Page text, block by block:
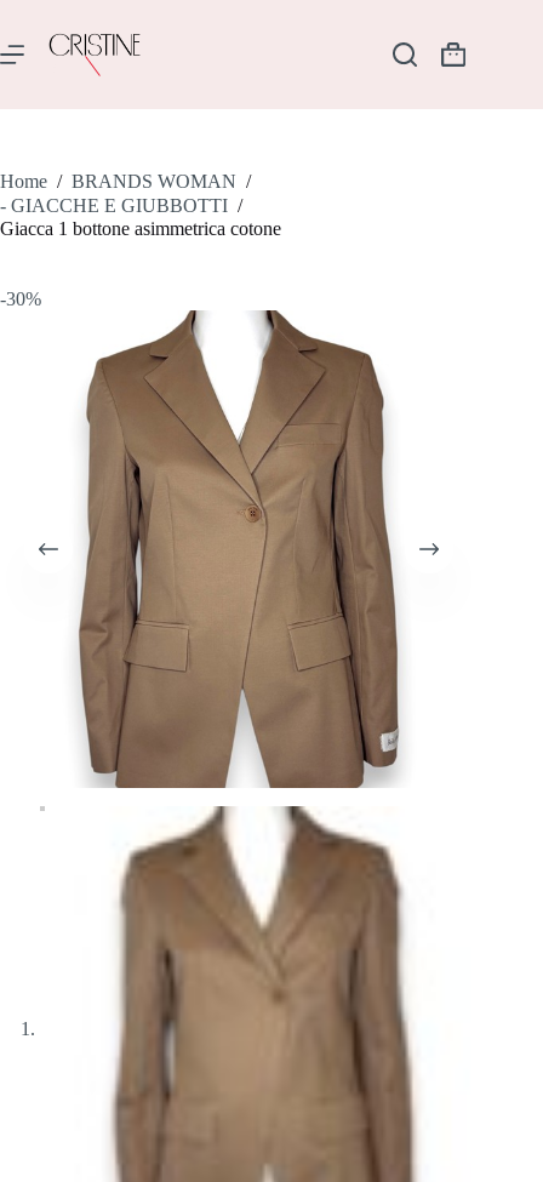
contenuto
Carrello
Home / BRANDS WOMAN /
- GIACCHE E GIUBBOTTI /
Giacca 1 bottone asimmetrica cotone
-30%